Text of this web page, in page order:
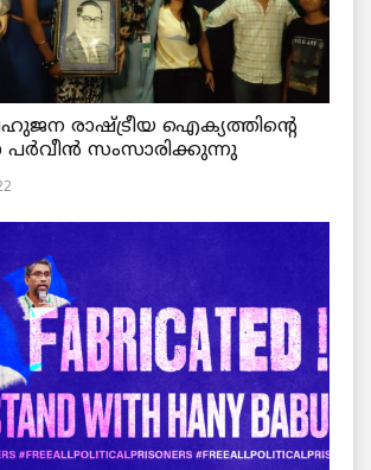
രാഷ്ട്രീയ ഐക്യത്തിന്റെ
പർവീൻ സംസാരിക്കുന്നു